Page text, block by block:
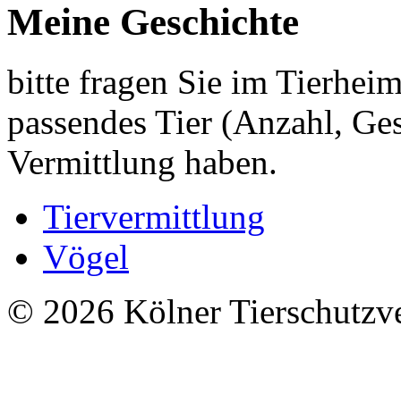
Meine Geschichte
bitte fragen Sie im
passendes Tier (Anzahl,
Vermittlung haben.
Tiervermittlung
Vögel
© 2026 Kölner